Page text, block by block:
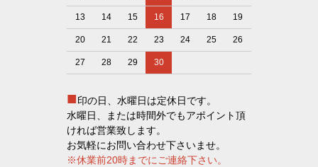
13 14 15 16 17 18 19
20 21 22 23 24 25 26
27 28 29 30
■印の日、水曜日は定休日です。
水曜日、または時間外でもアポイント頂
ければ営業致します。
お気軽にお問い合わせ下さいませ。
※休業前20時までにご連絡下さい。